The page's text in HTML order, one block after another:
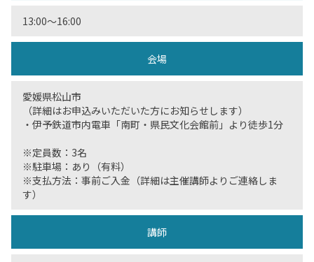
13:00〜16:00
会場
愛媛県松山市
（詳細はお申込みいただいた方にお知らせします）
・伊予鉄道市内電車「南町・県民文化会館前」より徒歩1分
※定員数：3名
※駐車場：あり（有料）
※支払方法：事前ご入金（詳細は主催講師よりご連絡しま
す）
講師